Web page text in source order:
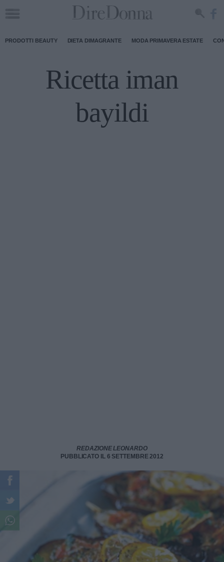
PRODOTTI BEAUTY DIETA DIMAGRANTE MODA PRIMAVERA ESTATE
Ricetta iman
bayildi
REDAZIONE LEONARDO
PUBBLICATO IL 6 SETTEMBRE 2012